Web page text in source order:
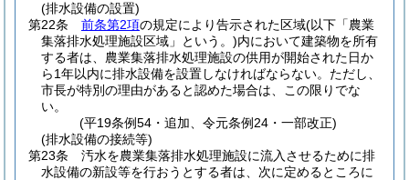
(排水設備の設置)
第22条
前条第2項の規定により告示された区域(以下「農業
集落排水処理施設区域」という。)内において建築物を所有
する者は、農業集落排水処理施設の供用が開始された日か
ら1年以内に排水設備を設置しなければならない。 ただし、
市長が特別の理由があると認めた場合は、この限りでな
い。
(平19条例54・追加、令元条例24・一部改正)
(排水設備の接続等)
第23条
汚水を農業集落排水処理施設に流入させるために排
水設備の新設等を行おうとする者は、次に定めるところに